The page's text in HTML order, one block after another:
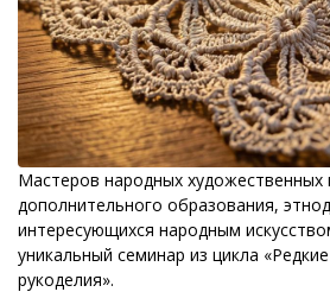
Мастеров народных художественных
дополнительного образования,
интересующихся народным
уникальный семинар из цикла
рукоделия».